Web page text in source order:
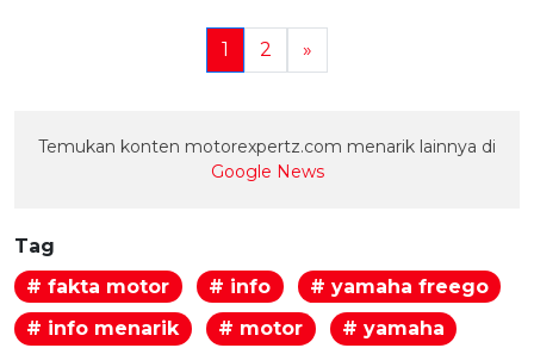
1 2 »
Temukan konten motorexpertz.com menarik lainnya di
Google News
Tag
# fakta motor
# info
# yamaha freego
# info menarik
# motor # yamaha